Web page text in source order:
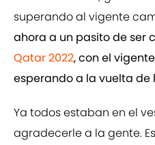
superando al vigente
ahora a un pasito de ser
Qatar 2022, con el
esperando a la vuelta de
Ya todos estaban en el
agradecerle a la gente.